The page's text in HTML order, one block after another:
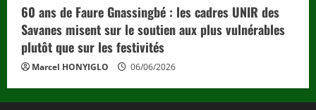
60 ans de Faure Gnassingbé : les cadres UNIR des
Savanes misent sur le soutien aux plus vulnérables
plutôt que sur les festivités
Marcel HONYIGLO 06/06/2026